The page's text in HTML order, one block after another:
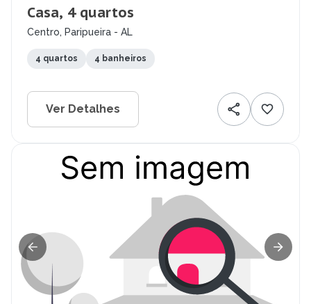
Casa, 4 quartos
Centro, Paripueira - AL
4 quartos 4 banheiros
Ver Detalhes